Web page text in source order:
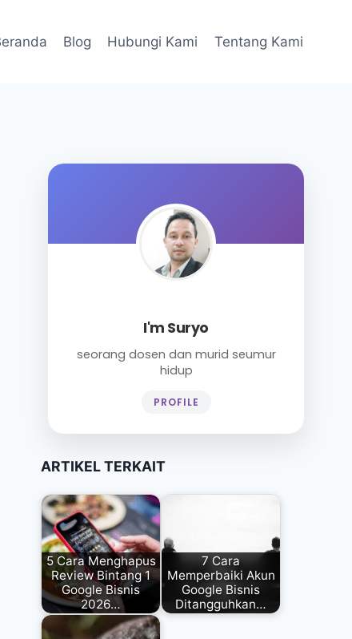
Blog Hubungi Kami Tentang Kami
I'm Suryo
seorang dosen dan murid seumur
hidup
PROFILE
ARTIKEL TERKAIT
5 Cara Menghapus
Review Bintang 1
Google Bisnis
2026…
7 Cara
Memperbaiki Akun
Google Bisnis
Ditangguhkan…